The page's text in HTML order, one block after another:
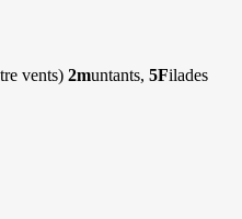
vents)2muntants,5Filades